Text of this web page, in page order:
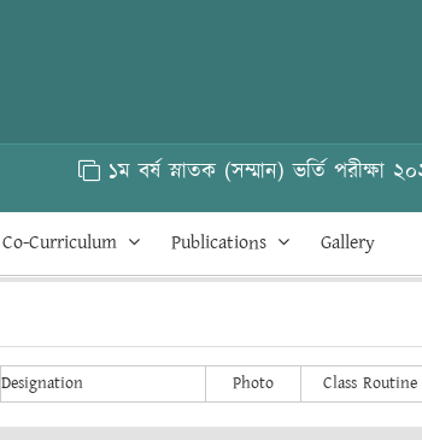
১ম বর্ষ স্নাতক (সম্মান) ভর্তি পরীক্ষা
Co-Curriculum Publications Gallery
Designation Photo Class Routine